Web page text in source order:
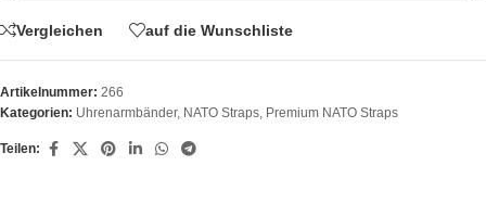
Vergleichen auf die Wunschliste
Artikelnummer: 266
Kategorien: Uhrenarmbänder, NATO Straps, Premium NATO Straps
Teilen: